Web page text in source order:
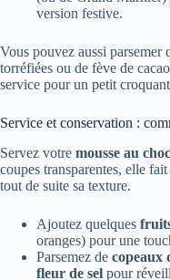
version festive.
Vous pouvez aussi parsemer
torréfiées ou de fève de
service pour un petit
Service et conservation :
Servez votre mousse au
coupes transparentes, elle
tout de suite sa texture.
Ajoutez quelques
oranges) pour une
Parsemez de copeaux
fleur de sel pour